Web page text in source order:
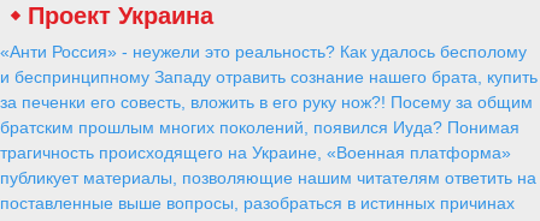
Проект Украина
«Анти Россия» - неужели это реальность? Как удалось бесполому
и беспринципному Западу отравить сознание нашего брата, купить
за печенки его совесть, вложить в его руку нож?! Посему за общим
братским прошлым многих поколений, появился Иуда? Понимая
трагичность происходящего на Украине, «Военная платформа»
публикует материалы, позволяющие нашим читателям ответить на
поставленные выше вопросы, разобраться в истинных причинах